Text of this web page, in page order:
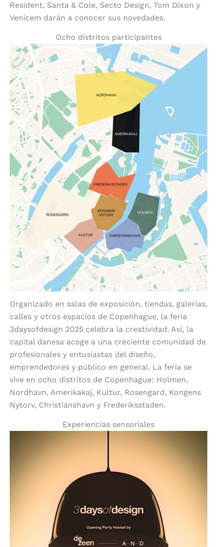
Resident, Santa & Cole, Secto Design, Tom Dixon y
Venicem darán a conocer sus novedades.
Ocho distritos participantes
Organizado en salas de exposición, tiendas, galerías,
calles y otros espacios de Copenhague, la feria
3daysofdesign 2025 celebra la creatividad. Así, la
capital danesa acoge a una creciente comunidad de
profesionales y entusiastas del diseño,
emprendedores y público en general. La feria se
vive en ocho distritos de Copenhague: Holmen,
Nordhavn, Amerikakaj, Kultur, Rosengard, Kongens
Nytorv, Christianshavn y Frederiksstaden.
Experiencias sensoriales